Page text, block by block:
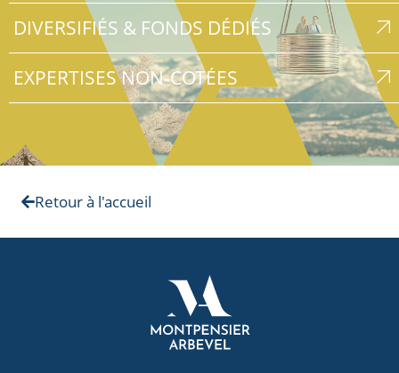
DIVERSIFIÉS & FONDS DÉDIÉS
EXPERTISES NON-COTÉES
Retour à l'accueil